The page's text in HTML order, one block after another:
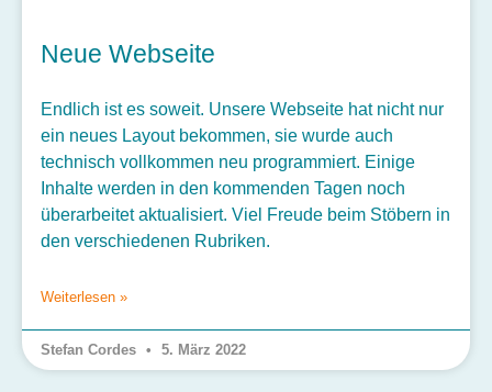
Neue Webseite
Endlich ist es soweit. Unsere Webseite hat nicht nur
ein neues Layout bekommen, sie wurde auch
technisch vollkommen neu programmiert. Einige
Inhalte werden in den kommenden Tagen noch
überarbeitet aktualisiert. Viel Freude beim Stöbern in
den verschiedenen Rubriken.
Weiterlesen »
Stefan Cordes 5. März 2022